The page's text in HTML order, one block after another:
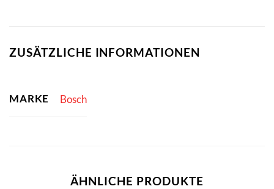
ZUSÄTZLICHE INFORMATIONEN
MARKE Bosch
ÄHNLICHE PRODUKTE